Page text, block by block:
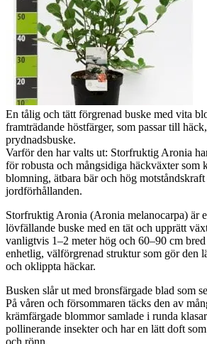
En tålig och tätt förgrenad buske med vita
framträdande höstfärger, som passar till
prydnadsbuske.
Varför den har valts ut: Storfruktig Aronia
för robusta och mångsidiga häckväxter som
blomning, ätbara bär och hög
jordförhållanden.
Storfruktig Aronia (Aronia melanocarpa) är
lövfällande buske med en tät och upprätt
vanligtvis 1–2 meter hög och 60–90 cm
enhetlig, välförgrenad struktur som gör den
och oklippta häckar.
Busken slår ut med bronsfärgade blad som
På våren och försommaren täcks den av
krämfärgade blommor samlade i runda
pollinerande insekter och har en lätt doft
och rönn.